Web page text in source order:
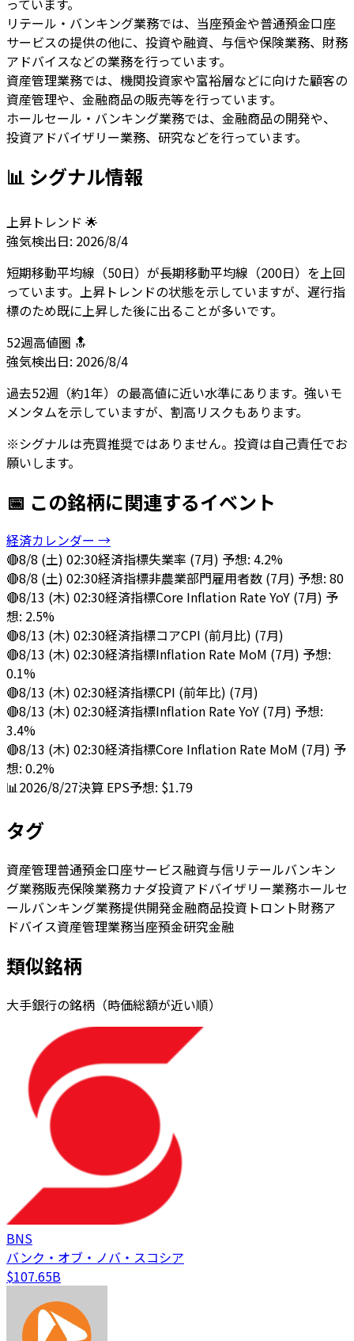
っています。
リテール・バンキング業務では、当座預金や普通預金口座
サービスの提供の他に、投資や融資、与信や保険業務、財務
アドバイスなどの業務を行っています。
資産管理業務では、機関投資家や富裕層などに向けた顧客の
資産管理や、金融商品の販売等を行っています。
ホールセール・バンキング業務では、金融商品の開発や、
投資アドバイザリー業務、研究などを行っています。
📊 シグナル情報
上昇トレンド 🌟
強気検出日: 2026/8/4
短期移動平均線（50日）が長期移動平均線（200日）を上回
っています。上昇トレンドの状態を示していますが、遅行指
標のため既に上昇した後に出ることが多いです。
52週高値圏 🔝
強気検出日: 2026/8/4
過去52週（約1年）の最高値に近い水準にあります。強いモ
メンタムを示していますが、割高リスクもあります。
※シグナルは売買推奨ではありません。投資は自己責任でお
願いします。
📅 この銘柄に関連するイベント
経済カレンダー →
🔴8/8 (土) 02:30経済指標失業率 (7月) 予想: 4.2%
🔴8/8 (土) 02:30経済指標非農業部門雇用者数 (7月) 予想: 80
🔴8/13 (木) 02:30経済指標Core Inflation Rate YoY (7月) 予
想: 2.5%
🔴8/13 (木) 02:30経済指標コアCPI (前月比) (7月)
🔴8/13 (木) 02:30経済指標Inflation Rate MoM (7月) 予想:
0.1%
🔴8/13 (木) 02:30経済指標CPI (前年比) (7月)
🔴8/13 (木) 02:30経済指標Inflation Rate YoY (7月) 予想:
3.4%
🔴8/13 (木) 02:30経済指標Core Inflation Rate MoM (7月) 予
想: 0.2%
📊2026/8/27決算 EPS予想: $1.79
タグ
資産管理普通預金口座サービス融資与信リテールバンキン
グ業務販売保険業務カナダ投資アドバイザリー業務ホールセ
ールバンキング業務提供開発金融商品投資 トロント財務ア
ドバイス資産管理業務当座預金研究金融
類似銘柄
大手銀行の銘柄（時価総額が近い順）
BNS
バンク・オブ・ノバ・スコシア
$107.65B